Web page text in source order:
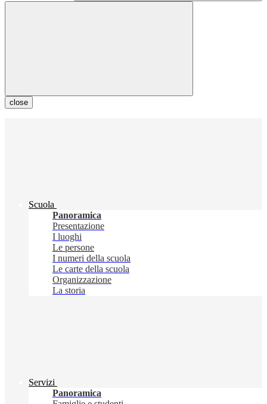
close
Scuola
Panoramica
Presentazione
I luoghi
Le persone
I numeri della scuola
Le carte della scuola
Organizzazione
La storia
Servizi
Panoramica